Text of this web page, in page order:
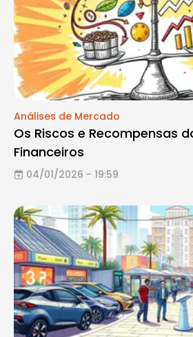
Análises de Mercado
Os Riscos e Recompensas
Financeiros
04/01/2026 - 19:59